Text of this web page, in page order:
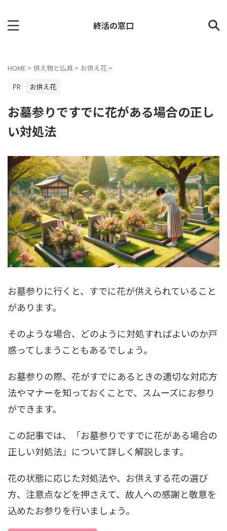
終活の窓口
HOME > 供え物と仏具 > お供え花 >
お供え花
お墓参りですでに花がある場合の正し
い対処法
お墓参りに行くと、すでに花が供えられていること
があります。
そのような場合、どのように対処すればよいのか戸
惑ってしまうこともあるでしょう。
お墓参りの際、花がすでにあるときの適切な対応方
法やマナーを知っておくことで、スムーズにお参り
ができます。
この記事では、「お墓参りですでに花がある場合の
正しい対処法」について詳しく解説します。
花の状態に応じた対処法や、お供えする花の選び
方、注意点などを押さえて、故人への感謝と敬意を
込めたお参りを行いましょう。